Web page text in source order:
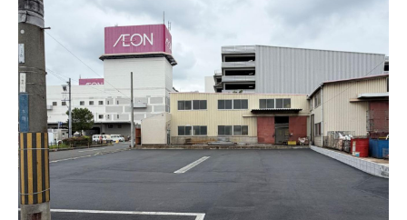
ARCHIVE
2026-07
2026-06
2026-05
2026-04
2026
2025
2024